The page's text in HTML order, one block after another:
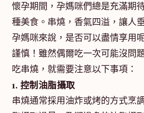
懷孕期間，孕媽咪們總是充滿期
種美食。串燒，香氣四溢，讓人
孕媽咪來說，是否可以盡情享用
謹慎！雖然偶爾吃一次可能沒問
吃串燒，就需要注意以下事項：
1. 控制油脂攝取
串燒通常採用油炸或烤的方式烹